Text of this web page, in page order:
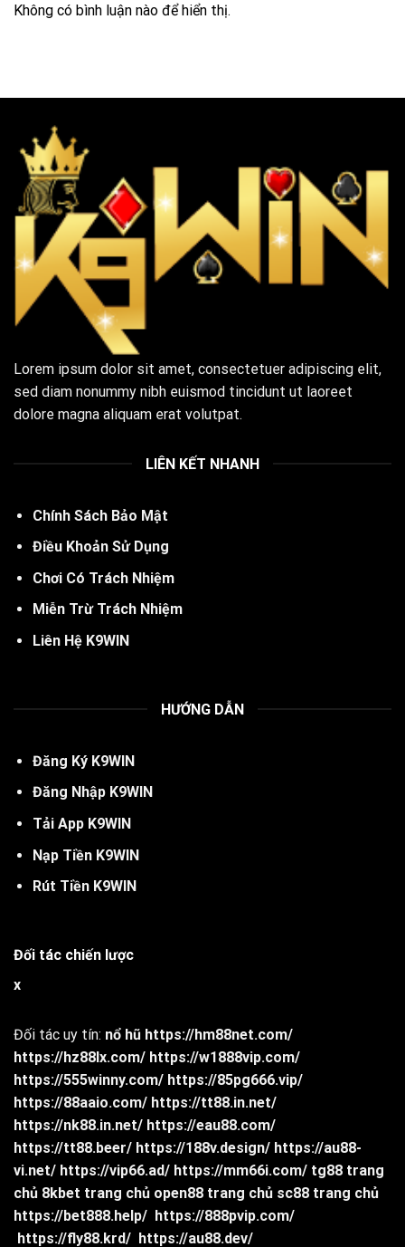
Không có bình luận nào để hiển thị.
Lorem ipsum dolor sit amet, consectetuer adipiscing elit,
sed diam nonummy nibh euismod tincidunt ut laoreet
dolore magna aliquam erat volutpat.
LIÊN KẾT NHANH
Chính Sách Bảo Mật
Điều Khoản Sử Dụng
Chơi Có Trách Nhiệm
Miễn Trừ Trách Nhiệm
Liên Hệ K9WIN
HƯỚNG DẪN
Đăng Ký K9WIN
Đăng Nhập K9WIN
Tải App K9WIN
Nạp Tiền K9WIN
Rút Tiền K9WIN
Đối tác chiến lược
x
Đối tác uy tín: nổ hũ https://hm88net.com/
https://hz88lx.com/ https://w1888vip.com/
https://555winny.com/ https://85pg666.vip/
https://88aaio.com/ https://tt88.in.net/
https://nk88.in.net/ https://eau88.com/
https://tt88.beer/ https://188v.design/ https://au88-
vi.net/ https://vip66.ad/ https://mm66i.com/ tg88 trang
chủ 8kbet trang chủ open88 trang chủ sc88 trang chủ
https://bet888.help/ https://888pvip.com/
https://fly88.krd/ https://au88.dev/